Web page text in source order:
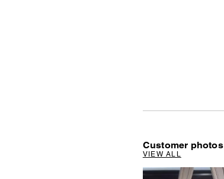
Customer photos
VIEW ALL